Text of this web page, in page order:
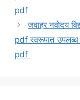
pdf
जवाहर नवोदय
pdf स्वरूपात
pdf